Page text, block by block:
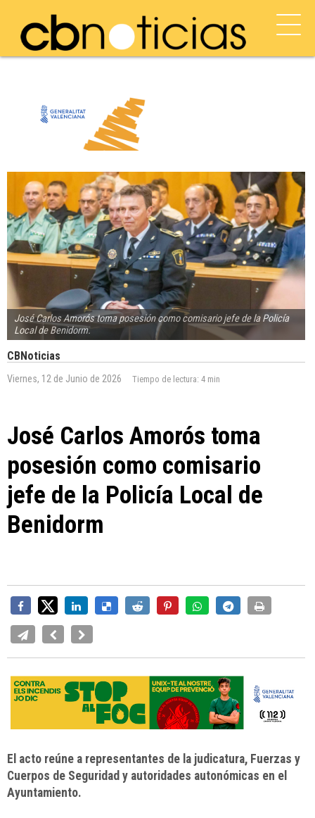
José Carlos Amorós toma posesión como comisario jefe de la Policía
Local de Benidorm.
CBNoticias
Viernes, 12 de Junio de 2026 Tiempo de lectura: 4 min
José Carlos Amorós toma
posesión como comisario
jefe de la Policía Local de
Benidorm
El acto reúne a representantes de la judicatura, Fuerzas y
Cuerpos de Seguridad y autoridades autonómicas en el
Ayuntamiento.